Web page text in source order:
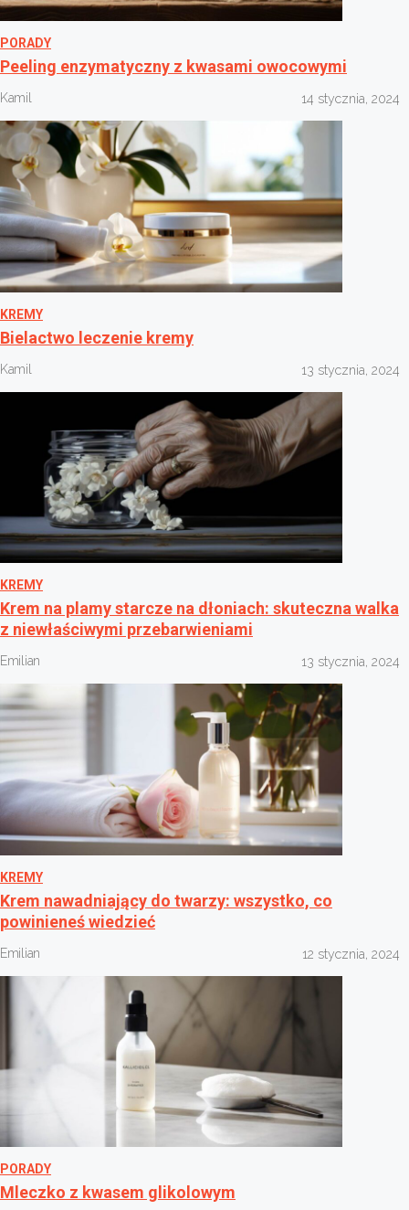
PORADY
Peeling enzymatyczny z kwasami owocowymi
Kamil 14 stycznia, 2024
KREMY
Bielactwo leczenie kremy
Kamil 13 stycznia, 2024
KREMY
Krem na plamy starcze na dłoniach: skuteczna walka
z niewłaściwymi przebarwieniami
Emilian 13 stycznia, 2024
KREMY
Krem nawadniający do twarzy: wszystko, co
powinieneś wiedzieć
Emilian 12 stycznia, 2024
PORADY
Mleczko z kwasem glikolowym